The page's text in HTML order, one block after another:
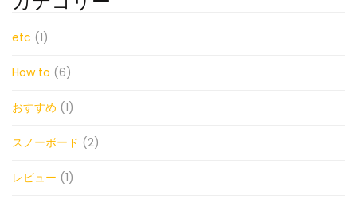
イ
etc (1)
How to (6)
おすすめ (1)
スノーボード (2)
レビュー (1)